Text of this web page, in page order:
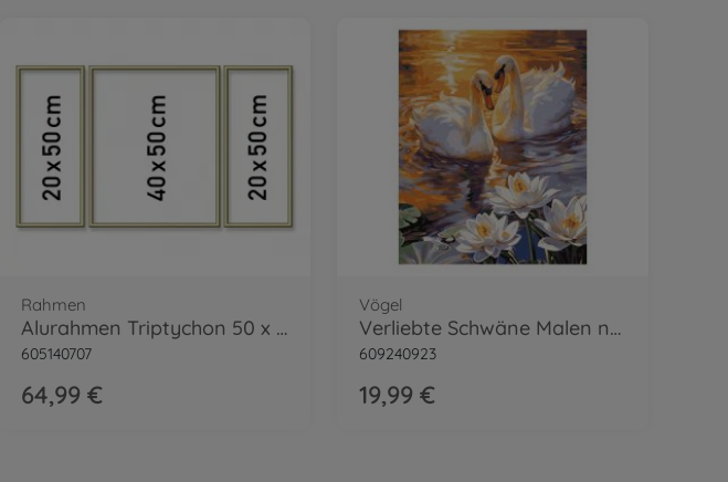
Rahmen
Alurahmen Triptychon 50 x 80 cm
605140707
64,99 €
Vögel
Verliebte Schwäne Malen nach Zahlen
609240923
19,99 €